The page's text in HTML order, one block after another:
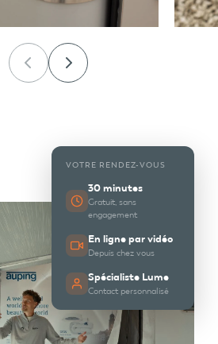
VOTRE RENDEZ-VOUS
30 minutes
Gratuit, sans
engagement
En ligne par vidéo
Depuis chez vous
Spécialiste Lume
Contact personnalisé